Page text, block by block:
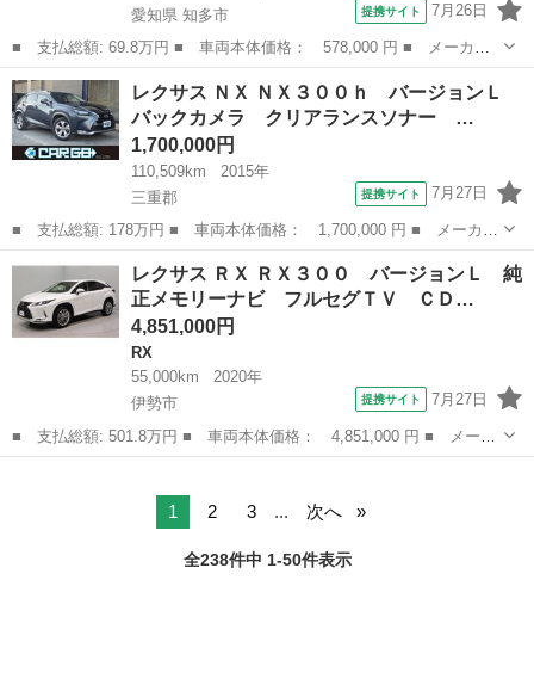
愛知県 知多市
提携サイト 7月26日
■ 支払総額: 69.8万円 ■ 車両本体価格： 578,000 円 ■ メーカー
名： レクサス ■ 車種名： ＬＳ ■ グレード名： ＬＳ４６０
純正アルミホイール エアサスペンション Ｂｌｕｅｔｏｏｔｈ バ
ックカメラ ...
愛知 知多市 LS
レクサス ＮＸ ＮＸ３００ｈ バージョンＬ
バックカメラ クリアランスソナー …
1,700,000円
110,509km
2015年
三重郡
提携サイト 7月27日
■ 支払総額: 178万円 ■ 車両本体価格： 1,700,000 円 ■ メーカー
名： レクサス ■ 車種名： ＮＸ ■ グレード名： ＮＸ３００
ｈ バージョンＬ バックカメラ クリアランスソナー オートクル
ーズコントロ...
三重 三重郡 レクサス
レクサス ＲＸ ＲＸ３００ バージョンＬ 純
正メモリーナビ フルセグＴＶ ＣＤ…
4,851,000円
RX
55,000km
2020年
伊勢市
提携サイト 7月27日
■ 支払総額: 501.8万円 ■ 車両本体価格： 4,851,000 円 ■ メーカ
ー名： レクサス ■ 車種名： ＲＸ ■ グレード名： ＲＸ３０
1 2 3 ... 次へ
全238件中 1-50件表示